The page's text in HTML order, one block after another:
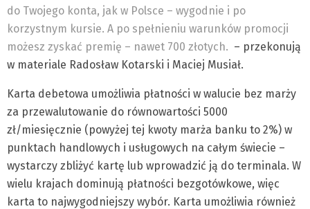
do Twojego konta, jak w Polsce – wygodnie i po
korzystnym kursie. A po spełnieniu warunków promocji
możesz zyskać premię – nawet 700 złotych. – przekonują
w materiale Radosław Kotarski i Maciej Musiał.
Karta debetowa umożliwia płatności w walucie bez marży
za przewalutowanie do równowartości 5000
zł/miesięcznie (powyżej tej kwoty marża banku to 2%) w
punktach handlowych i usługowych na całym świecie –
wystarczy zbliżyć kartę lub wprowadzić ją do terminala. W
wielu krajach dominują płatności bezgotówkowe, więc
karta to najwygodniejszy wybór. Karta umożliwia również